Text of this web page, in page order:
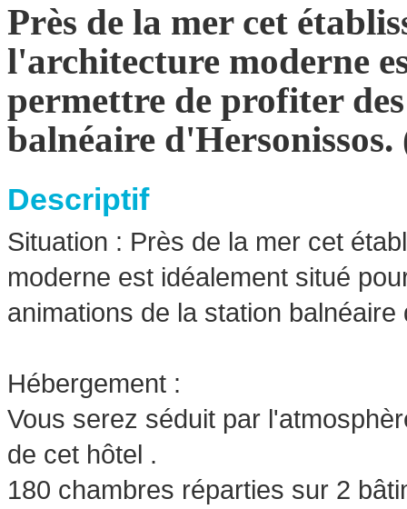
Près de la mer cet
l'architecture moderne
permettre de profiter
balnéaire d'Hersonissos.
Descriptif
Situation : Près de la mer cet
moderne est idéalement situé
animations de la station
Hébergement :
Vous serez séduit par
de cet hôtel .
180 chambres réparties sur 2